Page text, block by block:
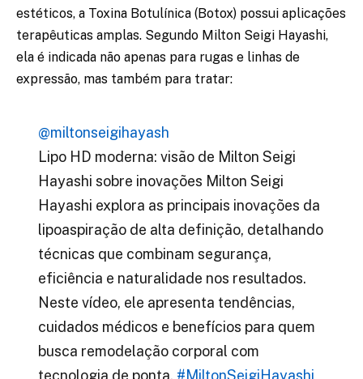
estéticos, a Toxina Botulínica (Botox) possui aplicações
terapêuticas amplas. Segundo Milton Seigi Hayashi,
ela é indicada não apenas para rugas e linhas de
expressão, mas também para tratar:
@miltonseigihayash
Lipo HD moderna: visão de Milton Seigi
Hayashi sobre inovações Milton Seigi
Hayashi explora as principais inovações da
lipoaspiração de alta definição, detalhando
técnicas que combinam segurança,
eficiência e naturalidade nos resultados.
Neste vídeo, ele apresenta tendências,
cuidados médicos e benefícios para quem
busca remodelação corporal com
tecnologia de ponta. #MiltonSeigiHayashi